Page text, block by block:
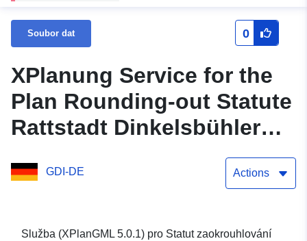
Soubor dat 0
XPlanung Service for the
Plan Rounding-out Statute
Rattstadt Dinkelsbühler
Straße (XPlanGML 5.0.1)
Systémové požadavky
GDI-DE Actions
Služba (XPlanGML 5.0.1) pro Statut zaokrouhlování